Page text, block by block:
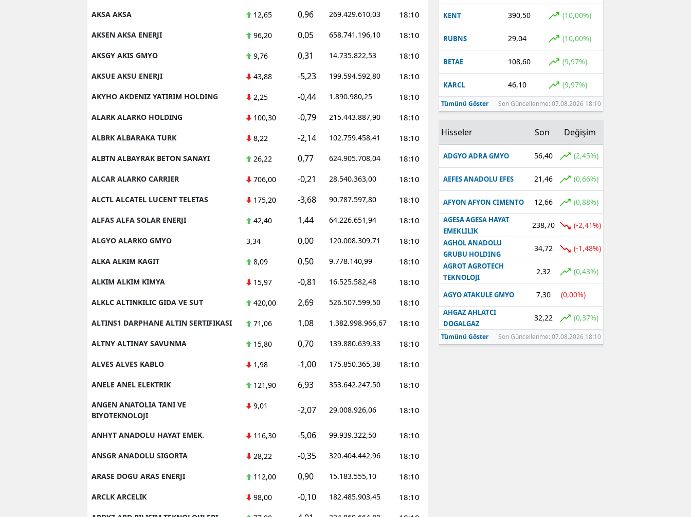
AKSA AKSA 12,65 0,96 269.429.610,03 18:10
AKSEN AKSA ENERJI 96,20 0,05 658.741.196,10 18:10
AKSGY AKIS GMYO 9,76 0,31 14.735.822,53 18:10
AKSUE AKSU ENERJI 43,88 -5,23 199.594.592,80 18:10
AKYHO AKDENIZ YATIRIM HOLDING 2,25 -0,44 1.890.980,25 18:10
ALARK ALARKO HOLDING 100,30 -0,79 215.443.887,90 18:10
ALBRK ALBARAKA TURK 8,22 -2,14 102.759.458,41 18:10
ALBTN ALBAYRAK BETON SANAYI 26,22 0,77 624.905.708,04 18:10
ALCAR ALARKO CARRIER 706,00 -0,21 28.540.363,00 18:10
ALCTL ALCATEL LUCENT TELETAS 175,20 -3,68 90.787.597,80 18:10
ALFAS ALFA SOLAR ENERJI 42,40 1,44 64.226.651,94 18:10
ALGYO ALARKO GMYO 3,34 0,00 120.008.309,71 18:10
ALKA ALKIM KAGIT 8,09 0,50 9.778.140,99 18:10
ALKIM ALKIM KIMYA 15,97 -0,81 16.525.582,48 18:10
ALKLC ALTINKILIC GIDA VE SUT 420,00 2,69 526.507.599,50 18:10
ALTINS1 DARPHANE ALTIN SERTIFIKASI 71,06 1,08 1.382.998.966,67 18:10
ALTNY ALTINAY SAVUNMA 15,80 0,70 139.880.639,33 18:10
ALVES ALVES KABLO 1,98 -1,00 175.850.365,38 18:10
ANELE ANEL ELEKTRIK 121,90 6,93 353.642.247,50 18:10
ANGEN ANATOLIA TANI VE
BIYOTEKNOLOJI
9,01 -2,07 29.008.926,06 18:10
ANHYT ANADOLU HAYAT EMEK. 116,30 -5,06 99.939.322,50 18:10
ANSGR ANADOLU SIGORTA 28,22 -0,35 320.404.442,96 18:10
ARASE DOGU ARAS ENERJI 112,00 0,90 15.183.555,10 18:10
ARCLK ARCELIK 98,00 -0,10 182.485.903,45 18:10
KENT 390,50 (10,00%)
RUBNS 29,04 (10,00%)
BETAE 108,60 (9,97%)
KARCL 46,10 (9,97%)
Tümünü Göster Son Güncellenme: 07.08.2026 18:10
Hisseler Son Değişim
ADGYO ADRA GMYO 56,40 (2,45%)
AEFES ANADOLU EFES 21,46 (0,66%)
AFYON AFYON CIMENTO 12,66 (0,88%)
AGESA AGESA HAYAT
EMEKLILIK
238,70 (-2,41%)
AGHOL ANADOLU
GRUBU HOLDING
34,72 (-1,48%)
AGROT AGROTECH
TEKNOLOJI
2,32 (0,43%)
AGYO ATAKULE GMYO 7,30 (0,00%)
AHGAZ AHLATCI
DOGALGAZ
32,22 (0,37%)
Tümünü Göster Son Güncellenme: 07.08.2026 18:10